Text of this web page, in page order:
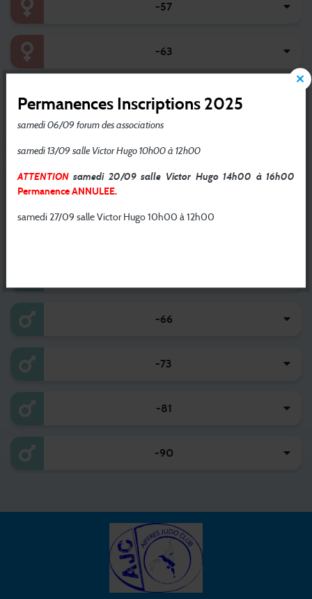
-57
-63
-70
-66
-73
-81
-90
Permanences Inscriptions 2025
samedi 06/09 forum des associations
samedi 13/09 salle Victor Hugo 10h00 à 12h00
ATTENTIONsamedi 20/09 salle Victor Hugo 14h00 à 16h00
Permanence ANNULEE.
samedi 27/09 salle Victor Hugo 10h00 à 12h00